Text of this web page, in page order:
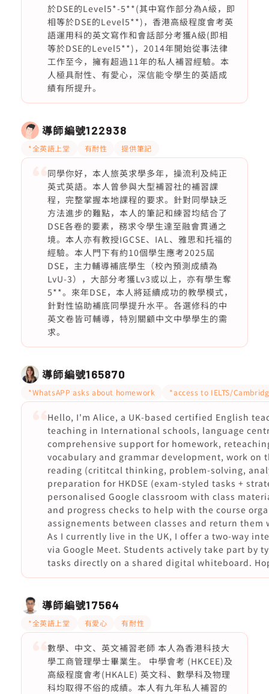
於DSE的Level5*-5**(其中寫作部分為A級，即
相等於DSE的Level5**)，香港高級程度會考英
語運用科的英文寫作和會話部分考獲A級(即相
等於DSE的Level5**)，2014年開始從事法律
工作至今，擁有超過11年的私人補習經驗。本
人極具耐性、有愛心，深信能令學生的英語成
績有所提升。
導師編號122938
*全英語上堂 有耐性 提供筆記
同學你好，本人旅英求學多年，操流利及純正
英式英語。本人曾參與大型補習社的補習課
程，完整掌握本地課程的要求。針對同學缺乏
方法進步的難點，本人的筆記和練習均結合了
DSE各卷的要素，務求令學生達至融會貫通之
境。本人亦有教授IGCSE、IAL、雅思和托福的
經驗。本人門下有約10個學生應考2025屆
DSE，主力輔導補底學生（校內預測成績為
LvU-3），大部分考獲Lv3或以上，亦有學生奪
5**。來年DSE，本人將延續成功的教學模式，
針對性協助補底同學提升水平。各選修科的中
英文卷皆可輔導，特別關顧中文中學學生的需
求。
導師編號165870
*WhatsAPP asks about homework *access to IELTS/
Hello, I'm Alice, a UK-based certified English
teaching in International schools, language
comprehensive support for homework,
vocabulary and grammar development, work on
reading (crititcal thinking, problem-solving,
preparation for HKDSE (exam-styled tasks +
personalised Google classroom with class
and progress checks to help with the course
assignements between classes and return
As I currently live in the UK, I offer a two-way
via Google Meet. Students actively take part by
tasks directly on a shared digital whiteboard.
導師編號17564
*全英語上堂 有愛心 有耐性
數學、中文、英文補習老師 本人為香港科技大
學工商管理學士畢業生。 中學會考 (HKCEE)及
高級程度會考(HKALE) 英文科、數學科及物理
科均取得不俗的成績。本人有九年私人補習的